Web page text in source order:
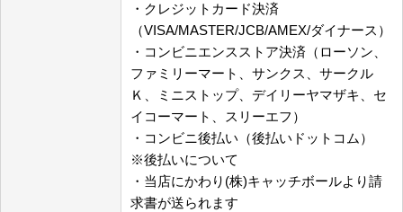
・クレジットカード決済
（VISA/MASTER/JCB/AMEX/ダイナース）
・コンビニエンスストア決済（ローソン、
ファミリーマート、サンクス、サークル
Ｋ、ミニストップ、デイリーヤマザキ、セ
イコーマート、スリーエフ）
・コンビニ後払い（後払いドットコム）
※後払いについて
・当店にかわり(株)キャッチボールより請
求書が送られます